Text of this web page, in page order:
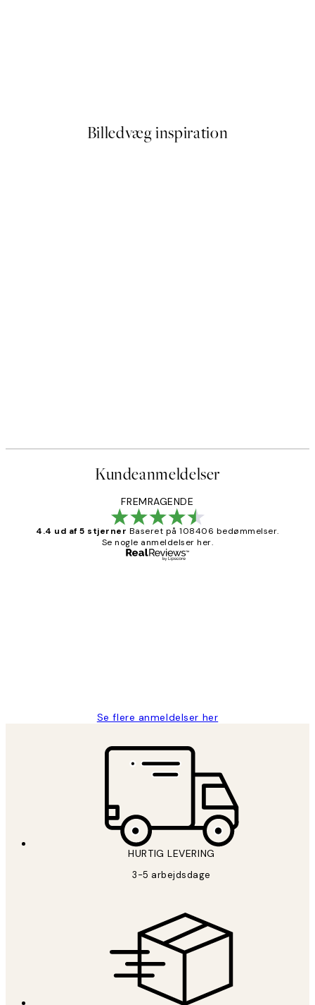
Billedvæg inspiration
Kundeanmeldelser
FREMRAGENDE
4.4 ud af 5 stjerner Baseret på 108406 bedømmelser.
Se nogle anmeldelser her.
Se flere anmeldelser her
HURTIG LEVERING
3-5 arbejdsdage